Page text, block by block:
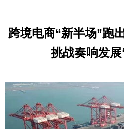
跨境电商“新半场”跑
挑战奏响发展